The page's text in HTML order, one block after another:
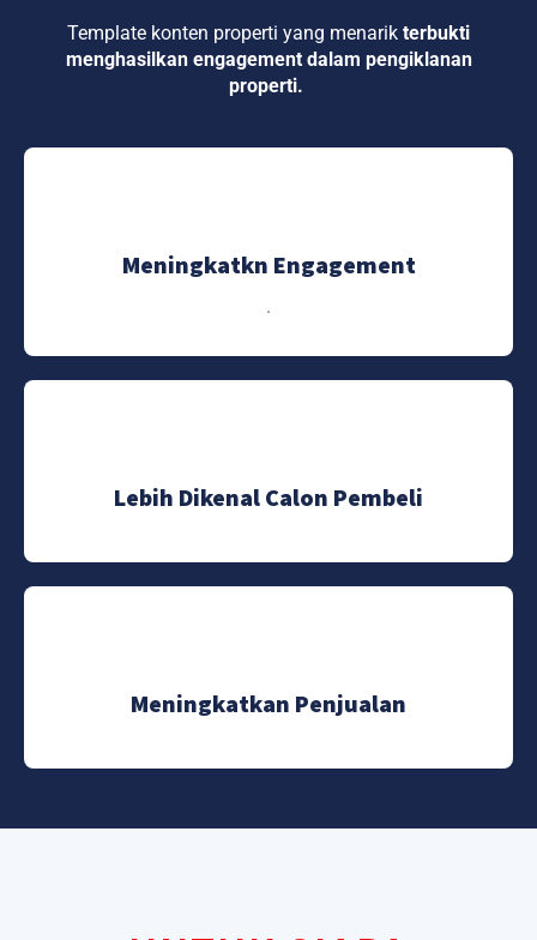
Template konten properti yang menarik terbukti
menghasilkanengagement dalam pengiklanan
properti.
Meningkatkn Engagement
.
Lebih Dikenal Calon Pembeli
Meningkatkan Penjualan